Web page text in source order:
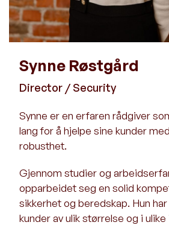
Synne Røstgård
Director / Security
Synne er en erfaren rådgiver
lang for å hjelpe sine kunder
robusthet.
Gjennom studier og
opparbeidet seg en solid
sikkerhet og beredskap. Hun
kunder av ulik størrelse og i